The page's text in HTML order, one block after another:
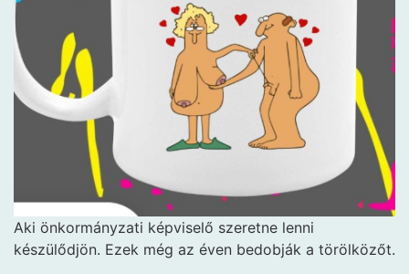
Aki önkormányzati képviselő szeretne lenni
készülődjön. Ezek még az éven bedobják a törölközőt.